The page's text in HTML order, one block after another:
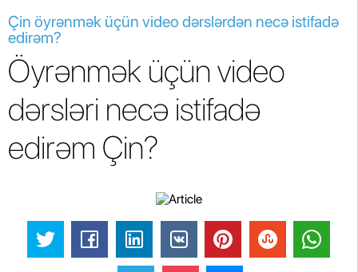
Çin öyrənmək üçün video dərslərdən necə istifadə
edirəm?
Öyrənmək üçün video
dərsləri necə istifadə
edirəm Çin?